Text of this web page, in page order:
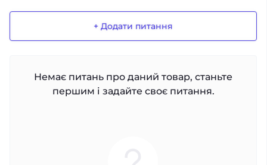
+ Додати питання
Немає питань про даний товар, станьте
першим і задайте своє питання.